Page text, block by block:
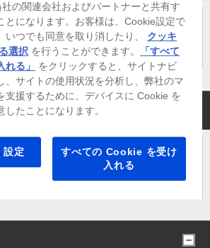
空冷クーラーRGB[標準]
DDR5-5600MT/s (最大32GB)[標準]
社の関連会社およびパートナーと共有す
とになります。お客様は、Cookie設定で
いつでも同意を取り消したり、 クッキ
選択 を行うことができます。
「すべて
る」
をクリックすると、サイトナビ
、サイトの使用状況を分析し、弊社のマ
支援するために、デバイスに Cookie を
たことになります。
定
すべての Cookie を受け
入れる